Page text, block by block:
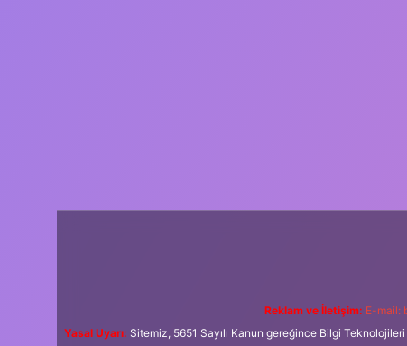
Reklam ve İletişim: E-mail:
Yasal Uyarı: Sitemiz, 5651 Sayılı Kanun gereğince Bilgi